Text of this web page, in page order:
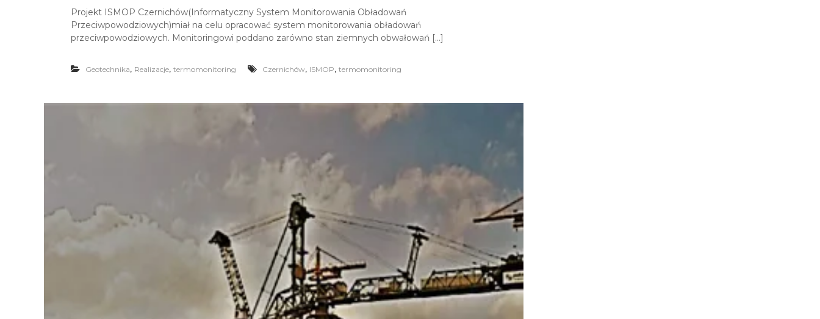
Projekt ISMOP Czernichów(Informatyczny System Monitorowania Obładowań
Przeciwpowodziowych)miał na celu opracować system monitorowania obładowań
przeciwpowodziowych. Monitoringowi poddano zarówno stan ziemnych obwałowań […]
Geotechnika, Realizacje, termomonitoring Czernichów, ISMOP, termomonitoring